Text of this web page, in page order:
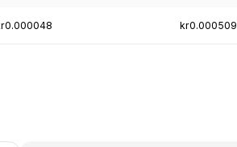
kr0.000509